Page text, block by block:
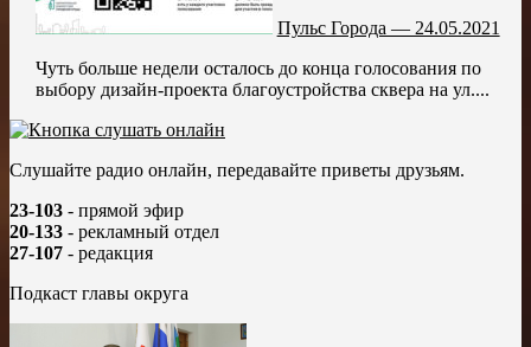
Пульс Города — 24.05.2021
Чуть больше недели осталось до конца голосования по
выбору дизайн-проекта благоустройства сквера на ул....
Слушайте радио онлайн, передавайте приветы друзьям.
23-103 - прямой эфир
20-133 - рекламный отдел
27-107 - редакция
Подкаст главы округа